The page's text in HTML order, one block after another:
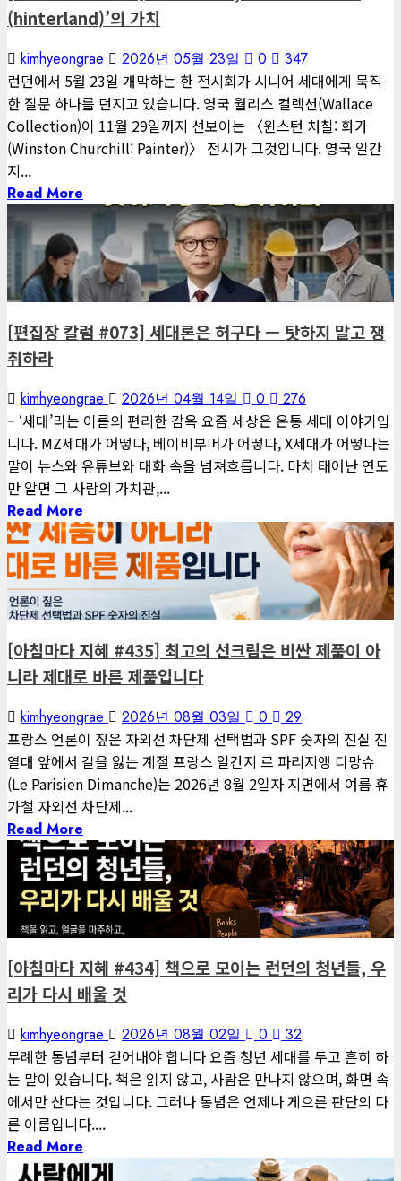
(hinterland)’의 가치
kimhyeongrae 2026년 05월 23일 0 347
런던에서 5월 23일 개막하는 한 전시회가 시니어 세대에게 묵직
한 질문 하나를 던지고 있습니다. 영국 월리스 컬렉션(Wallace
Collection)이 11월 29일까지 선보이는 〈윈스턴 처칠: 화가
(Winston Churchill: Painter)〉 전시가 그것입니다. 영국 일간
지...
Read More
1 minute read
게재된 글
편집장 칼럼
[편집장 칼럼 #073] 세대론은 허구다 — 탓하지 말고 쟁
취하라
kimhyeongrae 2026년 04월 14일 0 276
– ‘세대’라는 이름의 편리한 감옥 요즘 세상은 온통 세대 이야기입
니다. MZ세대가 어떻다, 베이비부머가 어떻다, X세대가 어떻다는
말이 뉴스와 유튜브와 대화 속을 넘쳐흐릅니다. 마치 태어난 연도
만 알면 그 사람의 가치관,...
Read More
1 minute read
게재된 글
아침마다 지혜
[아침마다 지혜 #435] 최고의 선크림은 비싼 제품이 아
니라 제대로 바른 제품입니다
kimhyeongrae 2026년 08월 03일 0 29
프랑스 언론이 짚은 자외선 차단제 선택법과 SPF 숫자의 진실 진
열대 앞에서 길을 잃는 계절 프랑스 일간지 르 파리지앵 디망슈
(Le Parisien Dimanche)는 2026년 8월 2일자 지면에서 여름 휴
가철 자외선 차단제...
Read More
1 minute read
게재된 글
아침마다 지혜
[아침마다 지혜 #434] 책으로 모이는 런던의 청년들, 우
리가 다시 배울 것
kimhyeongrae 2026년 08월 02일 0 32
무례한 통념부터 걷어내야 합니다 요즘 청년 세대를 두고 흔히 하
는 말이 있습니다. 책은 읽지 않고, 사람은 만나지 않으며, 화면 속
에서만 산다는 것입니다. 그러나 통념은 언제나 게으른 판단의 다
른 이름입니다....
Read More
1 minute read